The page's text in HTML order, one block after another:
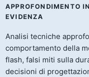
APPROFONDIMENTO IN
EVIDENZA
Analisi tecniche
comportamento della
flash, falsi miti sulla
decisioni di